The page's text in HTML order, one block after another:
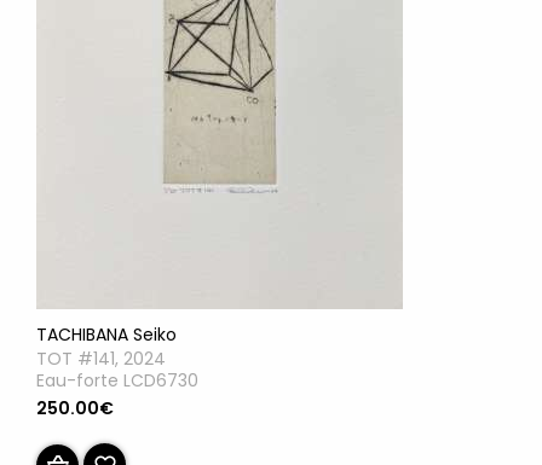
TACHIBANA Seiko
TOT #141, 2024
Eau-forte LCD6730
250.00€